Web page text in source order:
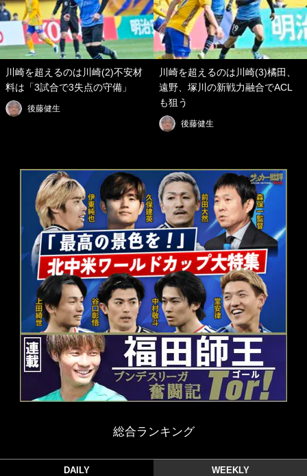
川崎を超えるのは川崎(2)不安材
料は「3試合で3失点の守備」
後藤健生
川崎を超えるのは川崎(3)橘田、
遠野、塚川の新戦力融合でACL
も狙う
後藤健生
総合ランキング
DAILY WEEKLY